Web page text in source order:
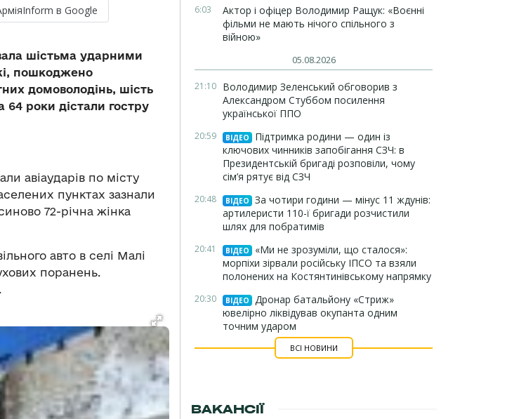
в Google
шістьма ударними
пошкоджено
домоволодінь, шість
64 роки дістали гостру
авіаударів по місту
пунктах зазнали
72-річна жінка
авто в селі Малі
поранень.
6:03
Актор і офіцер Володимир Ращук: «Воєнні
фільми не мають нічого спільного з
війною»
05.08.2026
21:10 Володимир Зеленський обговорив з
Александром Стуббом посилення
української ППО
20:59 ВІДЕО
Підтримка родини — один із
ключових чинників запобігання СЗЧ: в
Президентській бригаді розповіли, чому
сім’я рятує від СЗЧ
20:48 ВІДЕО
За чотири години — мінус 11 ждунів:
артилеристи 110-ї бригади розчистили
шлях для побратимів
20:41 ВІДЕО
«Ми не зрозуміли, що сталося»:
морпіхи зірвали російську ІПСО та взяли
полонених на Костянтинівському напрямку
20:30 ВІДЕО
Дронар батальйону «Стриж»
ювелірно ліквідував окупанта одним
точним ударом
ВСІ НОВИНИ
ВАКАНСІЇ